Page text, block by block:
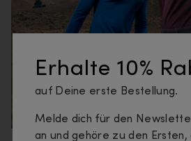
Erhalte 10%
auf Deine erste Bestellung.
Melde dich für den
an und gehöre zu den Ersten,